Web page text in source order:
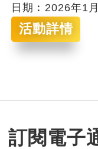
日期︰2026年1
活動詳情
訂閱電子